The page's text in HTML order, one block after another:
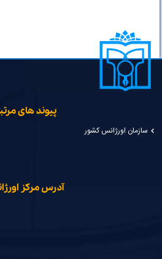
پیوند های
سازمان اورژانس کشور
آدرس مرکز